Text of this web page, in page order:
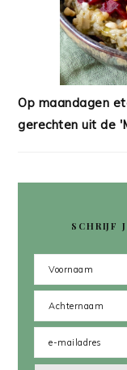
Op maandagen
gerechten uit de
SCHRIJF